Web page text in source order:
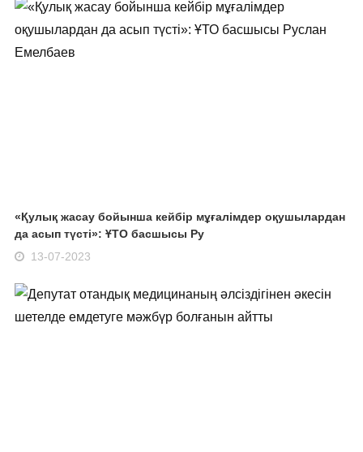
«Қулық жасау бойынша кейбір мұғалімдер оқушылардан
да асып түсті»: ҰТО басшысы Ру
13-07-2023